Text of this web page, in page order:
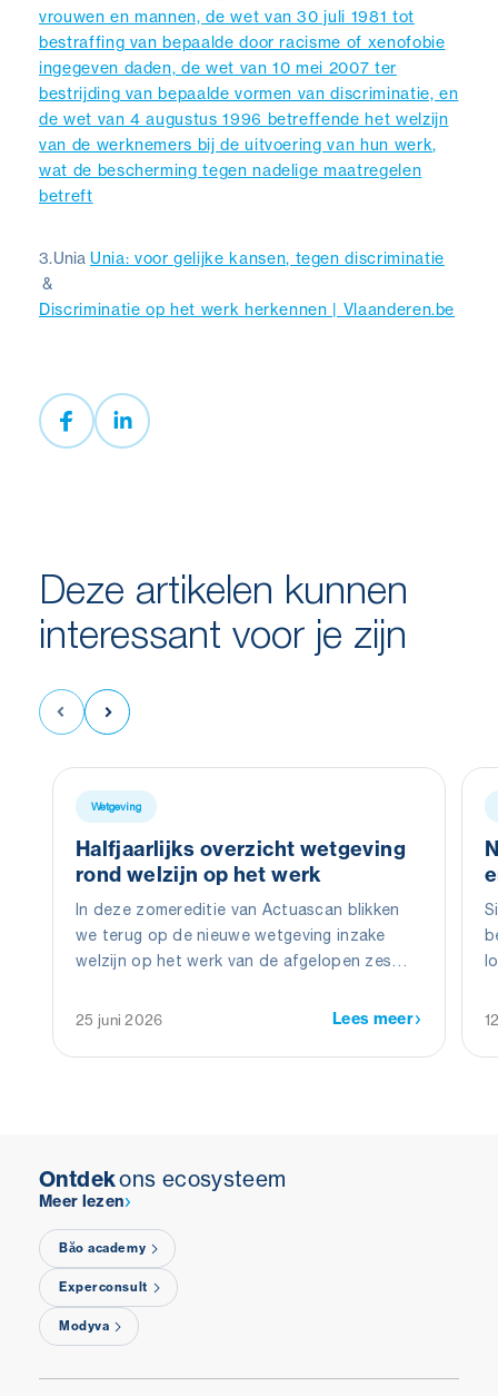
vrouwen en mannen, de wet van 30 juli 1981 tot
bestraffing van bepaalde door racisme of xenofobie
ingegeven daden, de wet van 10 mei 2007 ter
bestrijding van bepaalde vormen van discriminatie, en
de wet van 4 augustus 1996 betreffende het welzijn
van de werknemers bij de uitvoering van hun werk,
wat de bescherming tegen nadelige maatregelen
betreft
3.Unia Unia: voor gelijke kansen, tegen discriminatie
&
Discriminatie op het werk herkennen | Vlaanderen.be
Deze artikelen kunnen
interessant voor je zijn
Wetgeving
Halfjaarlijks overzicht wetgeving
rond welzijn op het werk
In deze zomereditie van Actuascan blikken
we terug op de nieuwe wetgeving inzake
welzijn op het werk van de afgelopen zes
25 juni 2026
Lees meer
Ontdekons ecosysteem
Meer lezen
Băo academy
Experconsult
Modyva